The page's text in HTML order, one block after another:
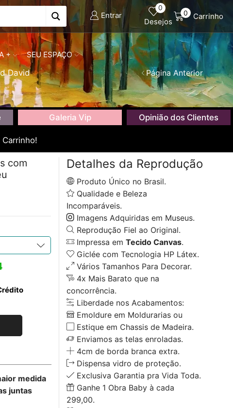
Entrar
0
Desejos
0 Carrinho
+ SEU ESPAÇO
David Página Anterior
Galeria Vip Opinião dos Clientes
com
medida
juntas
Detalhes da Reprodução
Produto Único no Brasil.
Qualidade e Beleza
Incomparáveis.
Imagens Adquiridas em Museus.
Reprodução Fiel ao Original.
Impressa em Tecido Canvas.
Giclée com Tecnologia HP Látex.
Vários Tamanhos Para Decorar.
4x Mais Barato que na
concorrência.
Liberdade nos Acabamentos:
Emoldure em Moldurarias ou
Estique em Chassis de Madeira.
Enviamos as telas enroladas.
4cm de borda branca extra.
Dispensa vidro de proteção.
Exclusiva Garantia pra Vida Toda.
Ganhe 1 Obra Baby à cada
299,00.